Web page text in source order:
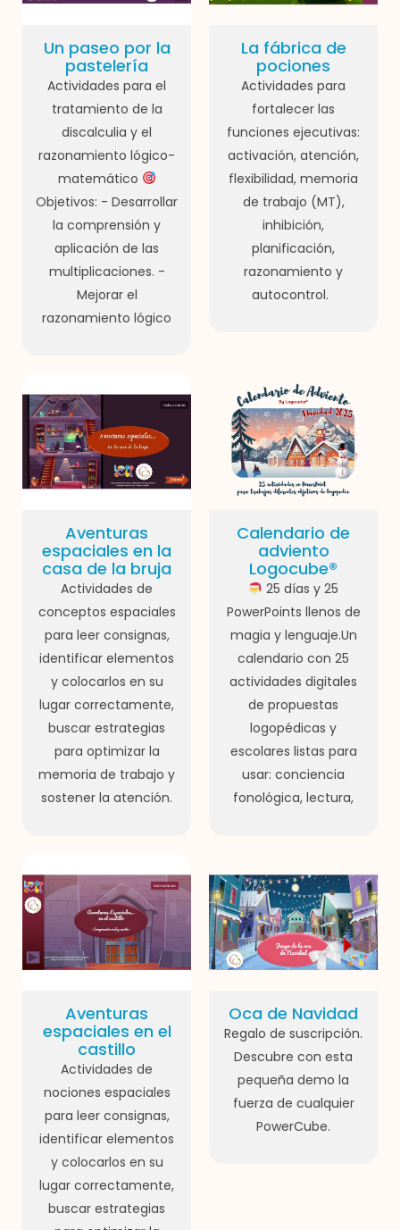
Un paseo por la
pastelería
Actividades para el
tratamiento de la
discalculia y el
razonamiento lógico-
matemático
Objetivos: - Desarrollar
la comprensión y
aplicación de las
multiplicaciones. -
Mejorar el
razonamiento lógico
La fábrica de
pociones
Actividades para
fortalecer las
funciones ejecutivas:
activación, atención,
flexibilidad, memoria
de trabajo (MT),
inhibición,
planificación,
razonamiento y
autocontrol.
Aventuras
espaciales en la
casa de la bruja
Actividades de
conceptos espaciales
para leer consignas,
identificar elementos
y colocarlos en su
lugar correctamente,
buscar estrategias
para optimizar la
memoria de trabajo y
sostener la atención.
Calendario de
adviento
Logocube®
25 días y 25
PowerPoints llenos de
magia y lenguaje.Un
calendario con 25
actividades digitales
de propuestas
logopédicas y
escolares listas para
usar: conciencia
fonológica, lectura,
Aventuras
espaciales en el
castillo
Actividades de
nociones espaciales
para leer consignas,
identificar elementos
y colocarlos en su
lugar correctamente,
buscar estrategias
Oca de Navidad
Regalo de suscripción.
Descubre con esta
pequeña demo la
fuerza de cualquier
PowerCube.